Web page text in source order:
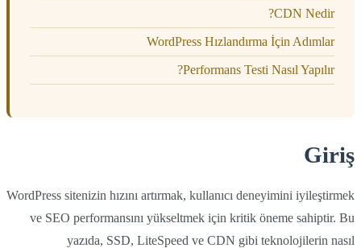
CDN Nedir?
WordPress Hızlandırma İçin Adımlar
Performans Testi Nasıl Yapılır?
Giriş
WordPress sitenizin hızını artırmak, kullanıcı deneyimini iyileştirmek
ve SEO performansını yükseltmek için kritik öneme sahiptir. Bu
yazıda, SSD, LiteSpeed ve CDN gibi teknolojilerin nasıl